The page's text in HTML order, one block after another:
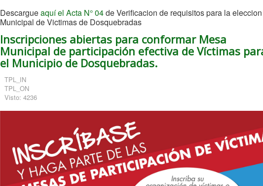
Descargueaquí el Acta N° 04de Verificacion de requisitos para la
Municipal de Victimas de Dosquebradas
Inscripciones abiertas para conformar Mesa
Municipal de participación efectiva de Víctimas
el Municipio de Dosquebradas.
TPL_IN
TPL_ON
Visto: 4236